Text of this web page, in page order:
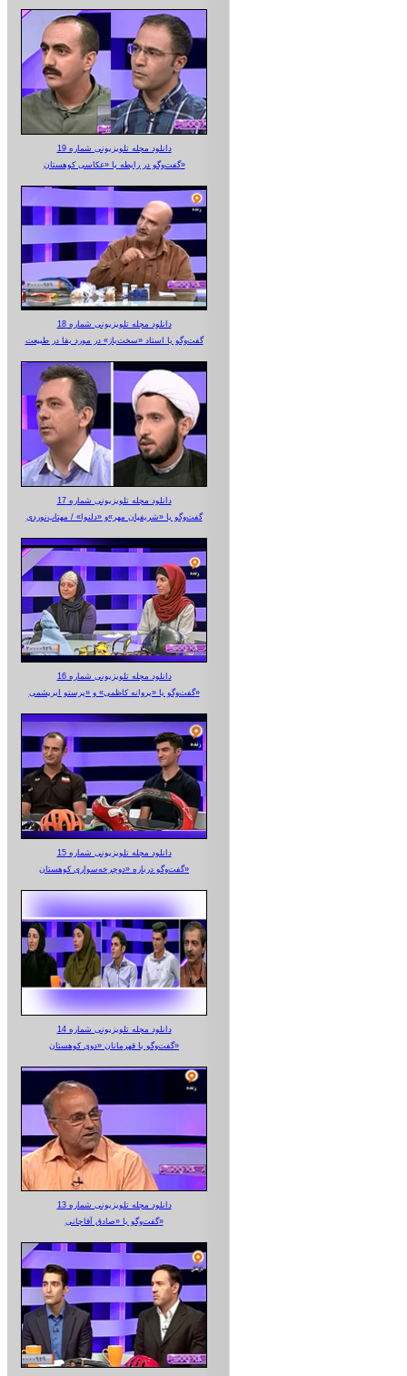
دانلود مجله تلویزیونی شماره 19
گفت‌وگو در رابطه با «عکاسی کوهستان»
دانلود مجله تلویزیونی شماره 18
گفت‌وگو با استاد «سخت‌باز» در مورد بقا در طبیعت
دانلود مجله تلویزیونی شماره 17
گفت‌وگو با «شریفیان مهر»‌و «دلنوا» / مهتاب‌نوردی
دانلود مجله تلویزیونی شماره 16
گفت‌وگو با «پروانه کاظمی» و «پرستو‌ ابریشمی»
دانلود مجله تلویزیونی شماره 15
گفت‌وگو درباره «دوچرخه‌سواری کوهستان»
دانلود مجله تلویزیونی شماره 14
گفت‌وگو با قهرمانان «دوی کوهستان»
دانلود مجله تلویزیونی شماره 13
گفت‌وگو با «صادق آقاجانی»